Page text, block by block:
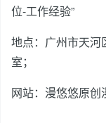
位-工作经验”
地点：广州市天河
室；
网站：漫悠悠原创